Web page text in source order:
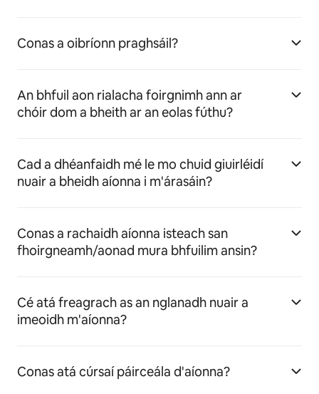
Conas a oibríonn praghsáil?
An bhfuil aon rialacha foirgnimh ann ar
chóir dom a bheith ar an eolas fúthu?
Cad a dhéanfaidh mé le mo chuid giuirléidí
nuair a bheidh aíonna i m'árasáin?
Conas a rachaidh aíonna isteach san
fhoirgneamh/aonad mura bhfuilim ansin?
Cé atá freagrach as an nglanadh nuair a
imeoidh m'aíonna?
Conas atá cúrsaí páirceála d'aíonna?